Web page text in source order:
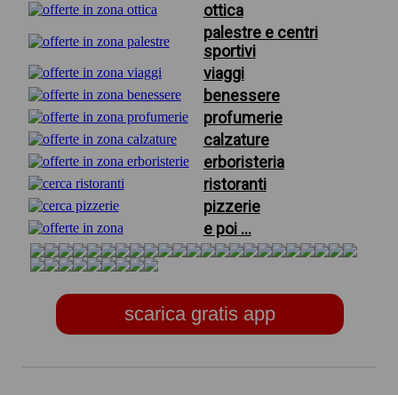
ottica
palestre e centri
sportivi
viaggi
benessere
profumerie
calzature
erboristeria
ristoranti
pizzerie
e poi ...
scarica gratis app